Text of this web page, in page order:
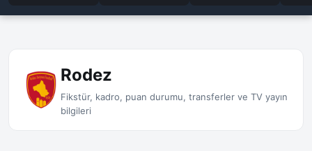
Rodez
Fikstür, kadro, puan durumu, transferler ve TV yayın
bilgileri